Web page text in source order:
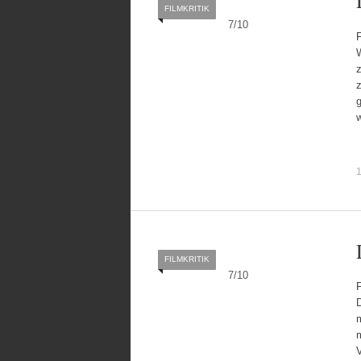
7/10
FILMKRITIK
7/10
FILMKRITIK